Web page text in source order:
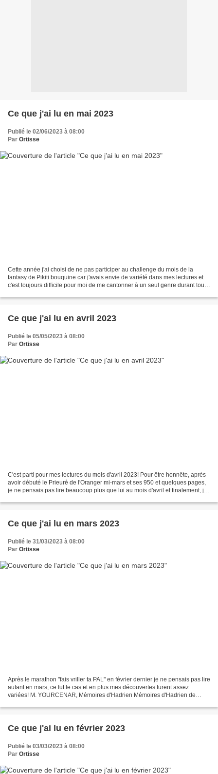
Ce que j'ai lu en mai 2023
Publié le 02/06/2023 à 08:00
Par Ortisse
Cette année j'ai choisi de ne pas participer au challenge du mois de la
fantasy de Pikiti bouquine car j'avais envie de variété dans mes lectures et
c'est toujours difficile pour moi de me cantonner à un seul genre durant tout
Ce que j'ai lu en avril 2023
Publié le 05/05/2023 à 08:00
Par Ortisse
C'est parti pour mes lectures du mois d'avril 2023! Pour être honnête, après
avoir débuté le Prieuré de l'Oranger mi-mars et ses 950 et quelques pages,
je ne pensais pas lire beaucoup plus que lui au mois d'avril et finalement, j'ai
Ce que j'ai lu en mars 2023
Publié le 31/03/2023 à 08:00
Par Ortisse
Après le marathon "fais vriller ta PAL" en février dernier je ne pensais pas lire
autant en mars, ce fut le cas et en plus mes découvertes furent assez
variées! M. YOURCENAR, Mémoires d'Hadrien Mémoires d'Hadrien de
Ce que j'ai lu en février 2023
Publié le 03/03/2023 à 08:00
Par Ortisse